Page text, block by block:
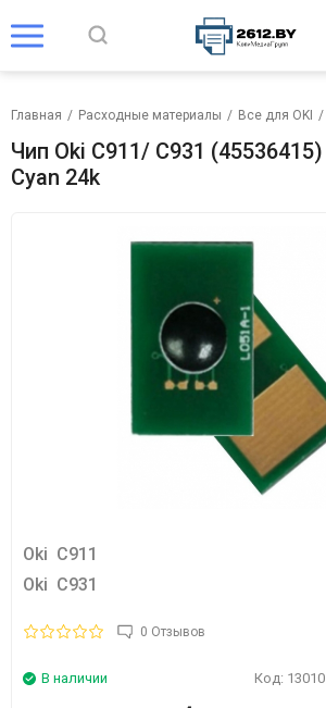
Главная / Расходные материалы / Все для OKI /
Чип Oki C911/ C931 (45536415)
Cyan 24k
Oki C911
Oki C931
0 Отзывов
В наличии Код: 13010